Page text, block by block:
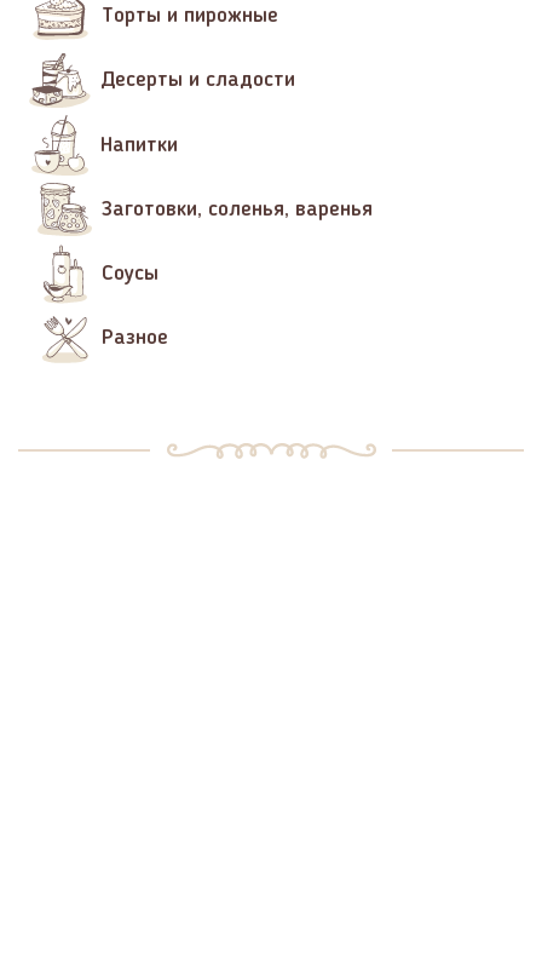
Торты и пирожные
Десерты и сладости
Напитки
Заготовки, соленья, варенья
Соусы
Разное